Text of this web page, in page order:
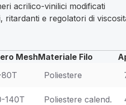
acrilico-vinilici modificati
ritardanti e regolatori di
MeshMateriale Filo
Poliestere
140T Poliestere calend.